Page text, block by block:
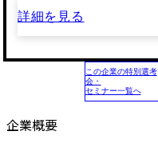
詳細を見る
この企業の特別選考
会・
セミナー一覧へ
企業概要